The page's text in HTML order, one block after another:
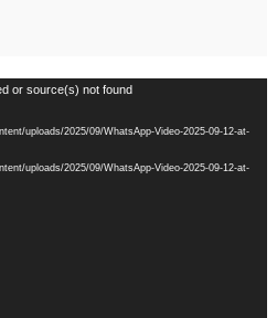
or source(s) not found
uploads/2025/09/WhatsApp-Video-2025-09-12-at-
uploads/2025/09/WhatsApp-Video-2025-09-12-at-